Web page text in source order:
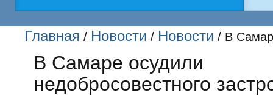
Главная / Новости / Новости / В
В Самаре осудили
недобросовестного